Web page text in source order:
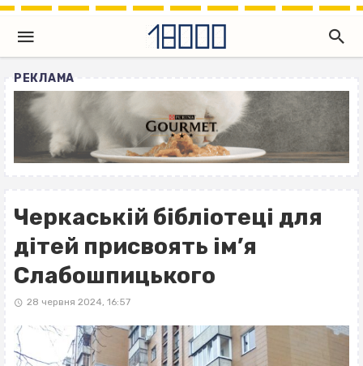
РЕКЛАМА
Черкаській бібліотеці для
дітей присвоять ім’я
Слабошпицького
28 червня 2024, 16:57